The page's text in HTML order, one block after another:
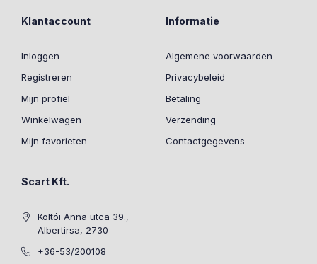
Klantaccount
Inloggen
Registreren
Mijn profiel
Winkelwagen
Mijn favorieten
Informatie
Algemene voorwaarden
Privacybeleid
Betaling
Verzending
Contactgegevens
Scart Kft.
Koltói Anna utca 39.,
Albertirsa, 2730
+36-53/200108